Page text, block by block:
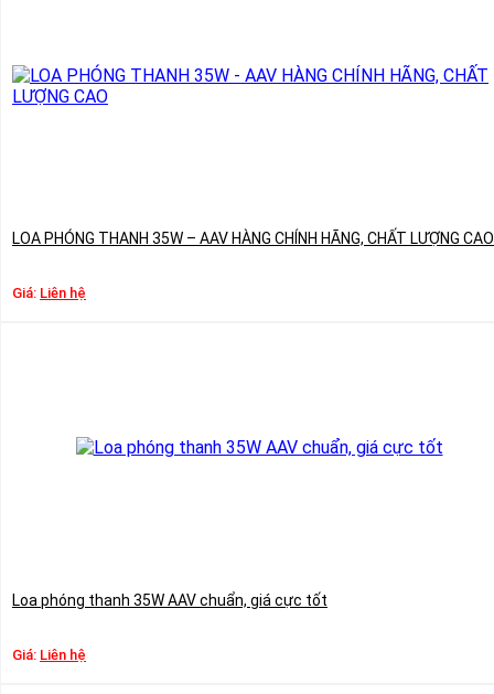
LOA PHÓNG THANH 35W – AAV HÀNG CHÍNH HÃNG, CHẤT LƯỢNG CAO
Giá: Liên hệ
Loa phóng thanh 35W AAV chuẩn, giá cực tốt
Giá: Liên hệ